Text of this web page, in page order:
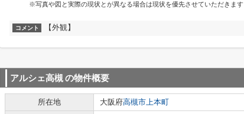
※写真や図と実際の現状とが異なる場合は現状を優先させていただきます
コメント 【外観】
アルシェ高槻の物件概要
所在地 大阪府高槻市上本町